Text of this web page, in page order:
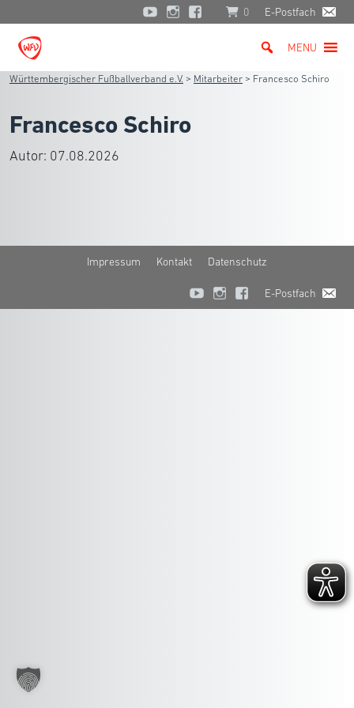
0 E-Postfach
MENU
Württembergischer Fußballverband e.V. > Mitarbeiter > Francesco Schiro
Francesco Schiro
Autor: 07.08.2026
Impressum Kontakt Datenschutz
E-Postfach